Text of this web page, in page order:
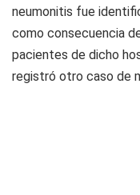
neumonitis fue
como consecuencia
pacientes de dicho
registró otro caso de